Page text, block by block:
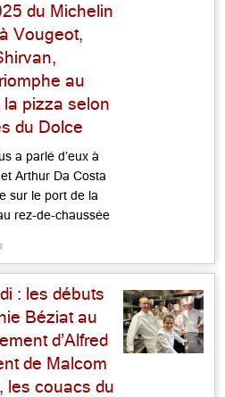
du Michelin
Vougeot,
au
la pizza selon
du Dolce
a parlé d’eux à
Arthur Da Costa
sur le port de la
rez-de-chaussée
jadis par un
[…]...
: les débuts
Béziat au
d’Alfred
de Malcom
les couacs du